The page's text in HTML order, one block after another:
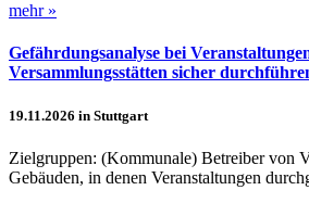
mehr »
Gefährdungsanalyse bei
Versammlungsstätten sicher
19.11.2026 in Stuttgart
Zielgruppen: (Kommunale) Betreiber von
Gebäuden, in denen Veranstaltungen